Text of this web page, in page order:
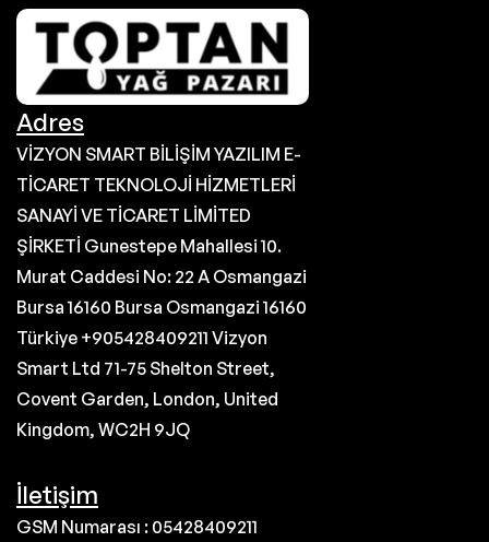
Adres
VİZYON SMART BİLİŞİM YAZILIM E-
TİCARET TEKNOLOJİ HİZMETLERİ
SANAYİ VE TİCARET LİMİTED
ŞİRKETİ Gunestepe Mahallesi 10.
Murat Caddesi No: 22 A Osmangazi
Bursa 16160 Bursa Osmangazi 16160
Türkiye +905428409211 Vizyon
Smart Ltd 71-75 Shelton Street,
Covent Garden, London, United
Kingdom, WC2H 9JQ
İletişim
GSM Numarası : 05428409211